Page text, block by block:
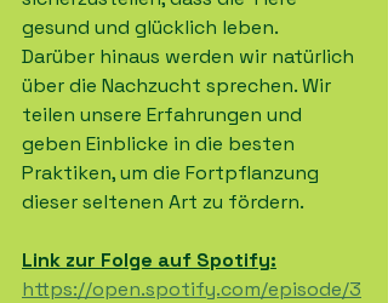
gesund und glücklich leben.
Darüber hinaus werden wir natürlich
über die Nachzucht sprechen. Wir
teilen unsere Erfahrungen und
geben Einblicke in die besten
Praktiken, um die Fortpflanzung
dieser seltenen Art zu fördern.
Link zur Folge auf Spotify:
https://open.spotify.com/episode/3